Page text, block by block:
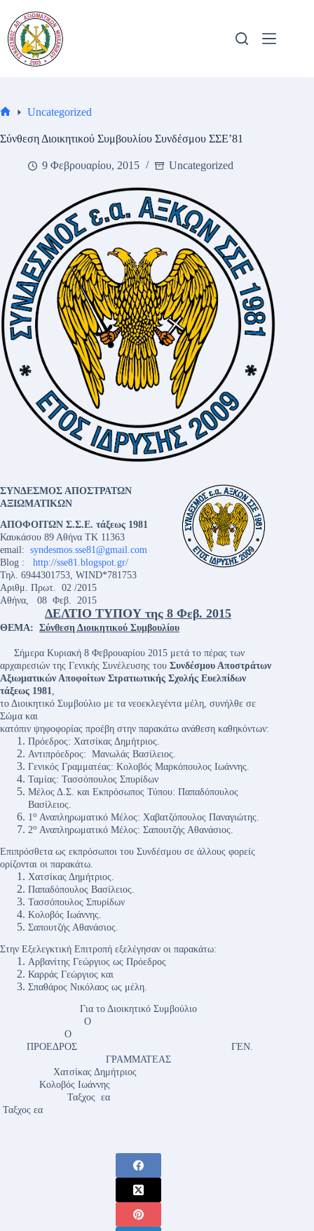
στο
περιεχόμενο
σελίδα
Uncategorized
Σύνθεση Διοικητικού Συμβουλίου Συνδέσμου ΣΣΕ’81
9 Φεβρουαρίου, 2015 Uncategorized
ΣΥΝΔΕΣΜΟΣ ΑΠΟΣΤΡΑΤΩΝ
ΑΞΙΩΜΑΤΙΚΩΝ
ΑΠΟΦΟΙΤΩΝ Σ.Σ.Ε. τάξεως 1981
Καυκάσου 89 Αθήνα ΤΚ 11363
email: syndesmos.sse81@gmail.com
Blog : http://sse81.blogspot.gr/
Τηλ. 6944301753, WIND*781753
Αριθμ. Πρωτ. 02 /2015
Αθήνα, 08 Φεβ. 2015
ΔΕΛΤΙΟ ΤΥΠΟΥ της 8 Φεβ. 2015
ΘΕΜΑ: Σύνθεση Διοικητικού Συμβουλίου
Σήμερα Κυριακή 8 Φεβρουαρίου 2015 μετά το πέρας των
αρχαιρεσιών της Γενικής Συνέλευσης του Συνδέσμου Αποστράτων
Αξιωματικών Αποφοίτων Στρατιωτικής Σχολής Ευελπίδων
τάξεως 1981,
το Διοικητικό Συμβούλιο με τα νεοεκλεγέντα μέλη, συνήλθε σε
Σώμα και
κατόπιν ψηφοφορίας προέβη στην παρακάτω ανάθεση καθηκόντων:
Πρόεδρος: Χατσίκας Δημήτριος.
Αντιπρόεδρος: Μανωλάς Βασίλειος.
Γενικός Γραμματέας: Κολοβός Μαρκόπουλος Ιωάννης.
Ταμίας: Τασσόπουλος Σπυρίδων
Μέλος Δ.Σ. και Εκπρόσωπος Τύπου: Παπαδόπουλος
Βασίλειος.
1ο Αναπληρωματικό Μέλος: Χαβατζόπουλος Παναγιώτης.
2ο Αναπληρωματικό Μέλος: Σαπουτζής Αθανάσιος.
Επιπρόσθετα ως εκπρόσωποι του Συνδέσμου σε άλλους φορείς
ορίζονται οι παρακάτω.
Χατσίκας Δημήτριος.
Παπαδόπουλος Βασίλειος.
Τασσόπουλος Σπυρίδων
Κολοβός Ιωάννης.
Σαπουτζής Αθανάσιος.
Στην Εξελεγκτική Επιτροπή εξελέγησαν οι παρακάτω:
Αρβανίτης Γεώργιος ως Πρόεδρος
Καρράς Γεώργιος και
Σπαθάρος Νικόλαος ως μέλη.
Για το Διοικητικό Συμβούλιο
Ο
Ο
ΠΡΟΕΔΡΟΣ ΓΕΝ.
ΓΡΑΜΜΑΤΕΑΣ
Χατσίκας Δημήτριος
Κολοβός Ιωάννης
Ταξχος εα
Ταξχος εα